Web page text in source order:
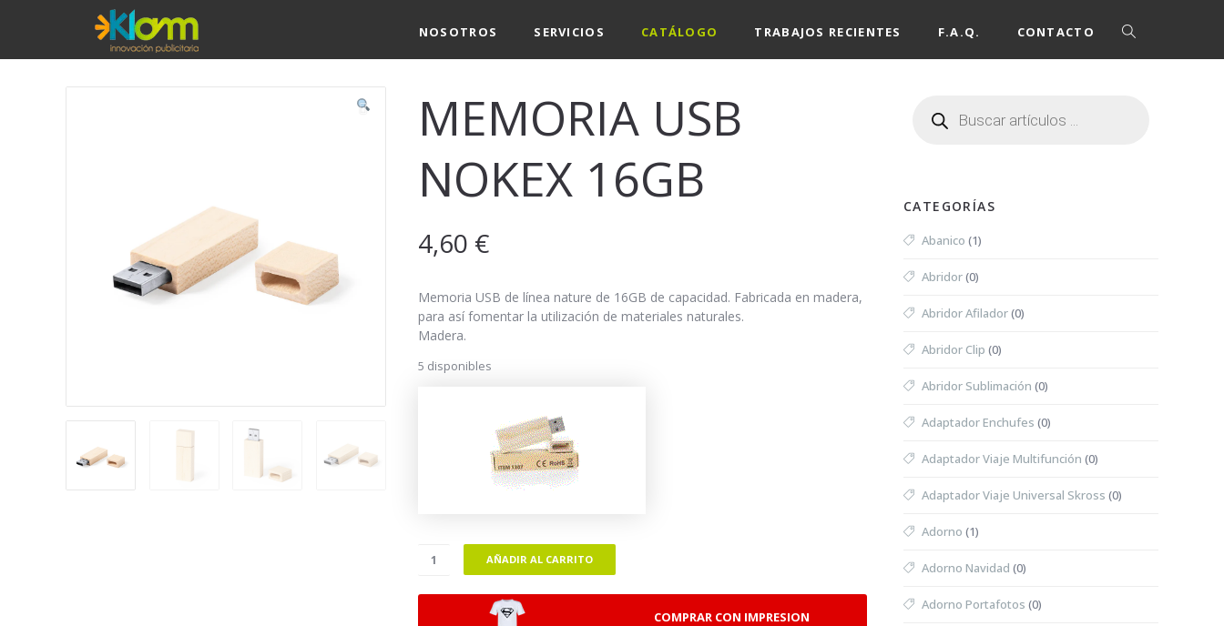
NOSOTROS SERVICIOS CATÁLOGO TRABAJOS RECIENTES F.A.Q. CONTACTO
MEMORIA USB
NOKEX 16GB
4,60 €
Memoria USB de línea nature de 16GB de capacidad. Fabricada en madera,
para así fomentar la utilización de materiales naturales.
Madera.
5 disponibles
AÑADIR AL CARRITO
COMPRAR CON IMPRESION
CATEGORÍAS
Abanico (1)
Abridor(0)
Abridor Afilador(0)
Abridor Clip (0)
Abridor Sublimación (0)
Adaptador Enchufes (0)
Adaptador Viaje Multifunción (0)
Adaptador Viaje Universal Skross (0)
Adorno (1)
Adorno Navidad (0)
Adorno Portafotos (0)